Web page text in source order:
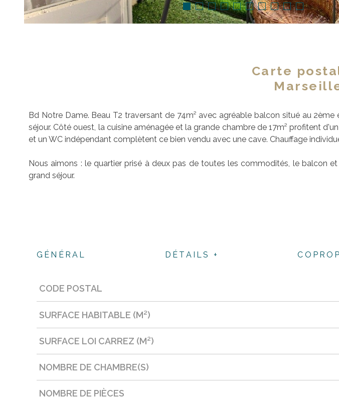
Carte
Bd Notre Dame. Beau T2 traversant de 74m² avec agréable balcon situé au
séjour. Côté ouest, la cuisine aménagée et la grande chambre de 17m² profitent
et un WC indépendant complètent ce bien vendu avec une cave. Chauffage
Nous aimons : le quartier prisé à deux pas de toutes les commodités, le balcon
grand séjour.
GÉNÉRAL DÉTAILS +
Caractérisque Valeurs
CODE POSTAL
SURFACE HABITABLE (M²)
SURFACE LOI CARREZ (M²)
NOMBRE DE CHAMBRE(S)
NOMBRE DE PIÈCES